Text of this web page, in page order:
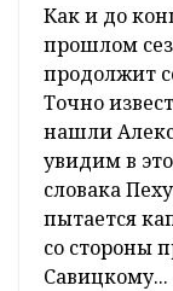
Как и до
прошлом
продолжит
Точно
нашли
увидим в
словака
пытается
со стороны
Савицкому...